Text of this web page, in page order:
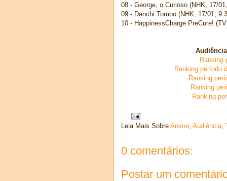
08 - George, o Curioso (NHK, 17/
09 - Danchi Tomoo (NHK, 17/01,
10 - HappinessCharge PreCure!
Ranking
Ranking período
Ranking
Ranking
Ranking
Leia Mais Sobre Anime, Audiência,
0 comentários:
Postar um